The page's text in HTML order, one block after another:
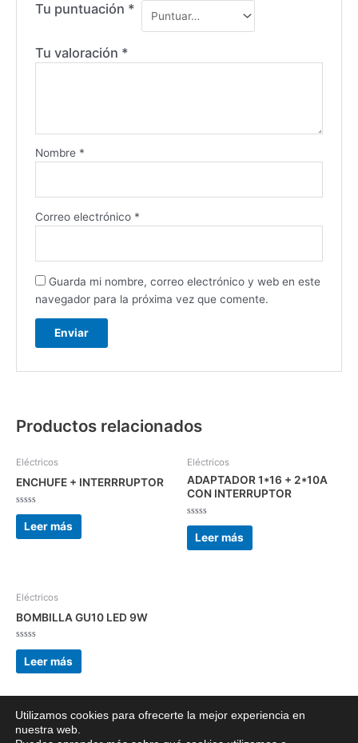
Tu puntuación *
Tu valoración *
Nombre *
Correo electrónico *
Guarda mi nombre, correo electrónico y web en este
navegador para la próxima vez que comente.
Productos relacionados
Eléctricos
ENCHUFE + INTERRRUPTOR
Valorado
con
de
Leer más
Eléctricos
ADAPTADOR 1*16 + 2*10A
CON INTERRUPTOR
Valorado
con
de
Leer más
Eléctricos
BOMBILLA GU10 LED 9W
Valorado
con
de
Leer más
Utilizamos cookies para ofrecerte la mejor experiencia en
nuestra web.